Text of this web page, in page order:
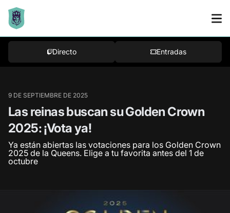
Directo Entradas
9 DE SEPTIEMBRE DE 2025
Las reinas buscan su Golden Crown
2025: ¡Vota ya!
Ya están abiertas las votaciones para los Golden Crown
2025 de la Queens. Elige a tu favorita antes del 1 de
octubre